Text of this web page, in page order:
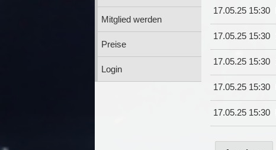
Mitglied werden
Preise
Login
17.05.25 15:30
17.05.25 15:30
17.05.25 15:30
17.05.25 15:30
17.05.25 15:30